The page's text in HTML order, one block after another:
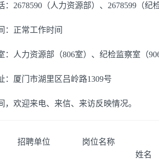
： 2678590（人力资源部）、2678599（纪
：正常工作时间
：人力资源部（806室）、纪检监察室（
：厦门市湖里区吕岭路1309号
，欢迎来电、来信、来访反映情况。
招聘单位
岗位名称
姓名